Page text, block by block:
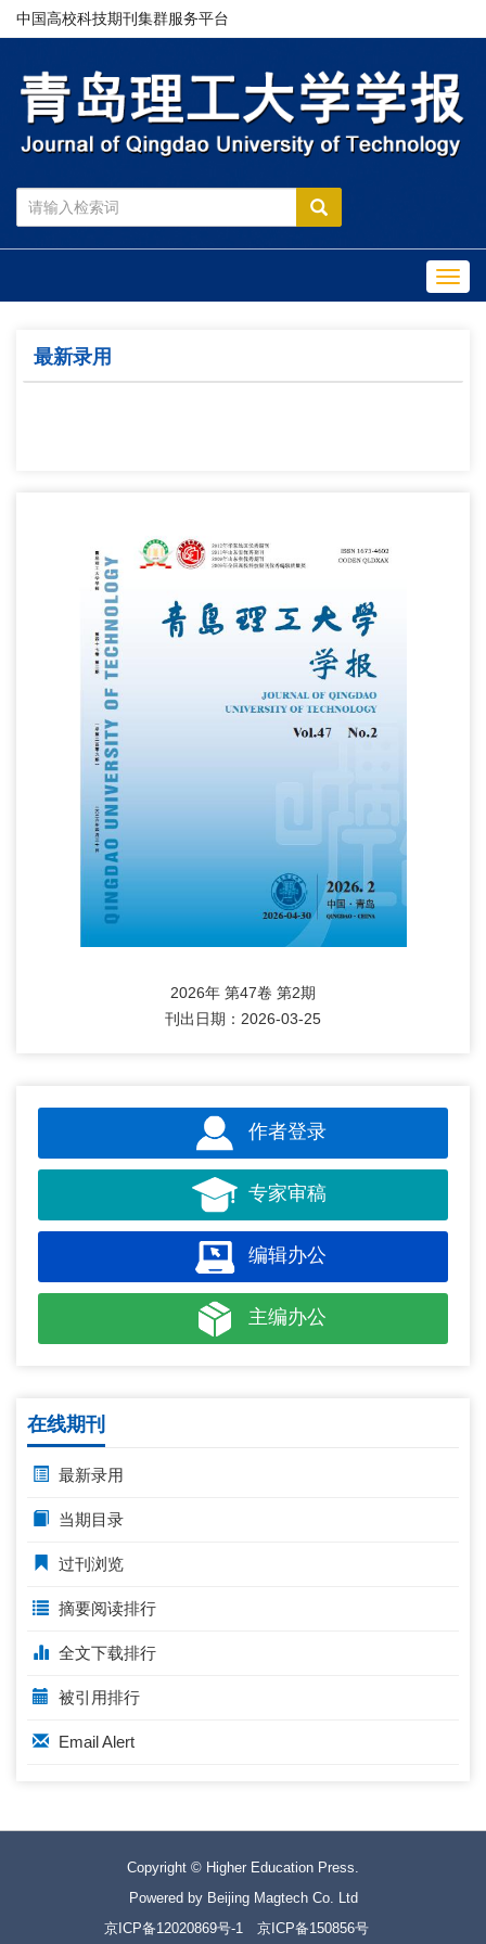
中国高校科技期刊集群服务平台
最新录用
2026年 第47卷 第2期
刊出日期：2026-03-25
作者登录
专家审稿
编辑办公
主编办公
在线期刊
最新录用
当期目录
过刊浏览
摘要阅读排行
全文下载排行
被引用排行
Email Alert
Copyright © Higher Education Press.
Powered by Beijing Magtech Co. Ltd
京ICP备12020869号-1
京ICP备150856号